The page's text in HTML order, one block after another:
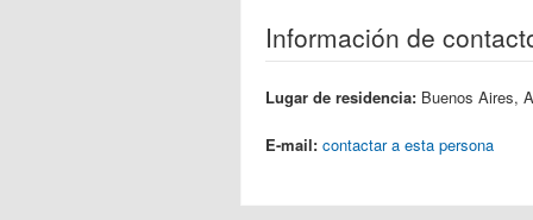
Información de
Lugar de residencia: Buenos Aires,
E-mail: contactar a esta persona